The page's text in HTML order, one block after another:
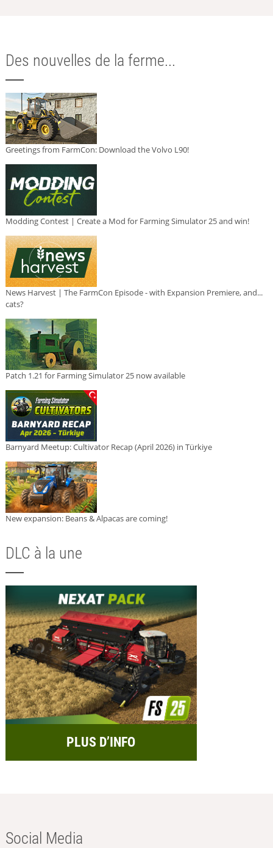
Des nouvelles de la ferme...
Greetings from FarmCon: Download the Volvo L90!
Modding Contest | Create a Mod for Farming Simulator 25 and win!
News Harvest | The FarmCon Episode - with Expansion Premiere, and...
cats?
Patch 1.21 for Farming Simulator 25 now available
Barnyard Meetup: Cultivator Recap (April 2026) in Türkiye
New expansion: Beans & Alpacas are coming!
DLC à la une
PLUS D’INFO
Social Media